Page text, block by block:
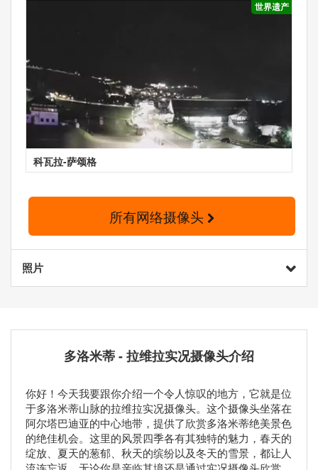
世界遗产
科瓦拉-萨颂格
所有网络摄像头
照片
多洛米蒂 - 拉维拉实况摄像头介绍
你好！今天我要跟你介绍一个令人惊叹的地方，它就是位
于多洛米蒂山脉的拉维拉实况摄像头。这个摄像头坐落在
阿尔塔巴迪亚的中心地带，提供了欣赏多洛米蒂绝美景色
的绝佳机会。这里的风景四季各有其独特的魅力，春天的
绽放、夏天的葱郁、秋天的缤纷以及冬天的雪景，都让人